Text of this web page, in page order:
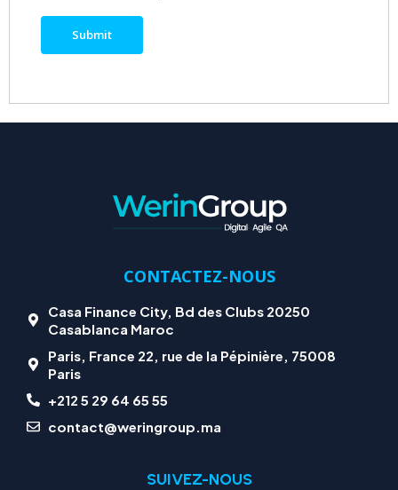
CONTACTEZ-NOUS
Casa Finance City, Bd des Clubs 20250
Casablanca Maroc
Paris, France 22, rue de la Pépinière, 75008
Paris
+212 5 29 64 65 55
contact@weringroup.ma
SUIVEZ-NOUS